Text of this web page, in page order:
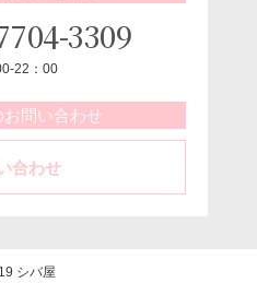
3309
22：00
お問い合わせ
合わせ
シバ屋